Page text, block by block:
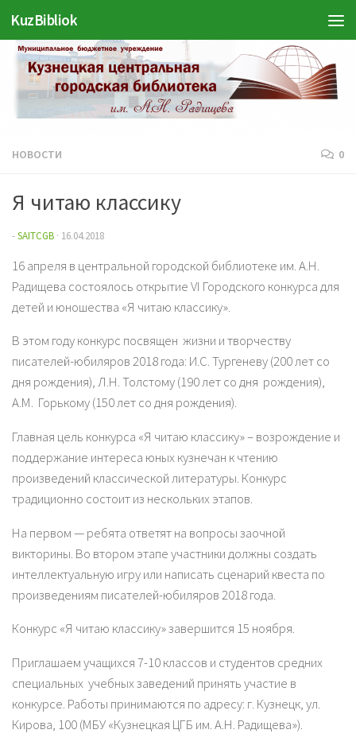
Перейти к содержимому
KuzBibliok
НОВОСТИ 0
Я читаю классику
-SAITCGB · 16.04.2018
16 апреля в центральной городской библиотеке им. А.Н.
Радищева состоялось открытие VI Городского конкурса для
детей и юношества «Я читаю классику».
В этом году конкурс посвящен жизни и творчеству
писателей-юбиляров 2018 года: И.С. Тургеневу (200 лет со
дня рождения), Л.Н. Толстому (190 лет со дня рождения),
А.М. Горькому (150 лет со дня рождения).
Главная цель конкурса «Я читаю классику» – возрождение и
поддержание интереса юных кузнечан к чтению
произведений классической литературы. Конкурс
традиционно состоит из нескольких этапов.
На первом — ребята ответят на вопросы заочной
викторины. Во втором этапе участники должны создать
интеллектуальную игру или написать сценарий квеста по
произведениям писателей-юбиляров 2018 года.
Конкурс «Я читаю классику» завершится 15 ноября.
Приглашаем учащихся 7-10 классов и студентов средних
специальных учебных заведений принять участие в
конкурсе. Работы принимаются по адресу: г. Кузнецк, ул.
Кирова, 100 (МБУ «Кузнецкая ЦГБ им. А.Н. Радищева»).